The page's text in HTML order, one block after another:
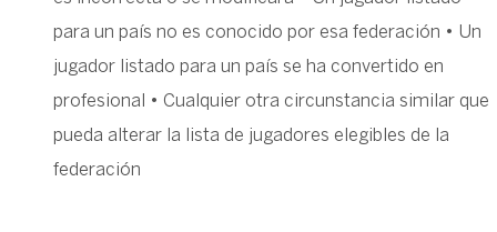
para un país no es conocido por esa federación • Un
jugador listado para un país se ha convertido en
profesional • Cualquier otra circunstancia similar que
pueda alterar la lista de jugadores elegibles de la
federación